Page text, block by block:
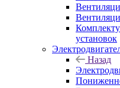
установок
Назад